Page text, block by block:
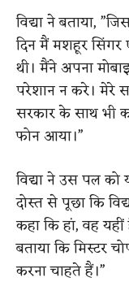
विद्या ने बताया,
दिन मैं मशहूर सिंगर
थी। मैंने अपना
परेशान न करे। मेरे
सरकार के साथ भी
फोन आया।”
विद्या ने उस पल
दोस्त से पूछा कि
कहा कि हां, वह
बताया कि मिस्टर
करना चाहते हैं।”